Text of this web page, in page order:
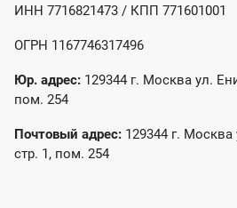
ИНН 7716821473 / КПП 771601001
ОГРН 1167746317496
Юр. адрес: 129344 г. Москва ул.
пом. 254
Почтовый адрес: 129344 г. Москва
стр. 1, пом. 254